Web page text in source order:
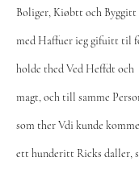
Boliger, Kiøbtt och
med Haffuer ieg gifuitt til
holde thed Ved Heffdt och
magt, och till samme
som ther Vdi kunde
ett hunderitt Ricks daller,